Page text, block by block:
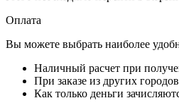
Оплата
Вы можете выбрать наиболее
Наличный расчет при
При заказе из других
Как только деньги